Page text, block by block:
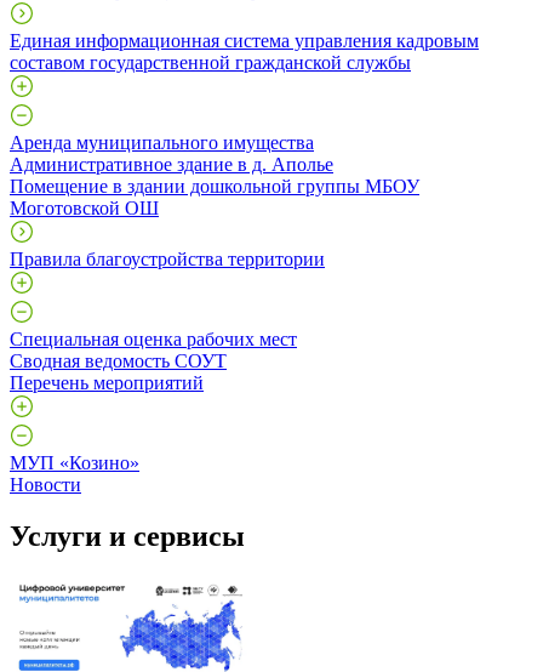
Единая информационная система управления кадровым
составом государственной гражданской службы
Аренда муниципального имущества
Административное здание в д. Аполье
Помещение в здании дошкольной группы МБОУ
Моготовской ОШ
Правила благоустройства территории
Специальная оценка рабочих мест
Сводная ведомость СОУТ
Перечень мероприятий
МУП «Козино»
Новости
Услуги и сервисы